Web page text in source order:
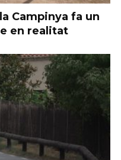
Campinya fa un
en realitat